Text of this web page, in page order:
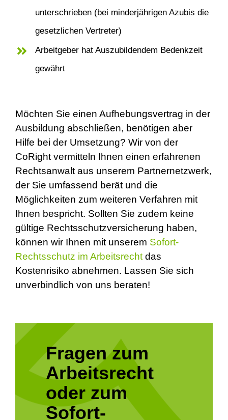
unterschrieben (bei minderjährigen Azubis die
gesetzlichen Vertreter)
Arbeitgeber hat Auszubildendem Bedenkzeit
gewährt
Möchten Sie einen Aufhebungsvertrag in der
Ausbildung abschließen, benötigen aber
Hilfe bei der Umsetzung? Wir von der
CoRight vermitteln Ihnen einen erfahrenen
Rechtsanwalt aus unserem Partnernetzwerk,
der Sie umfassend berät und die
Möglichkeiten zum weiteren Verfahren mit
Ihnen bespricht. Sollten Sie zudem keine
gültige Rechtsschutzversicherung haben,
können wir Ihnen mit unserem Sofort-
Rechtsschutz im Arbeitsrecht das
Kostenrisiko abnehmen. Lassen Sie sich
unverbindlich von uns beraten!
Fragen zum
Arbeitsrecht
oder zum
Sofort-